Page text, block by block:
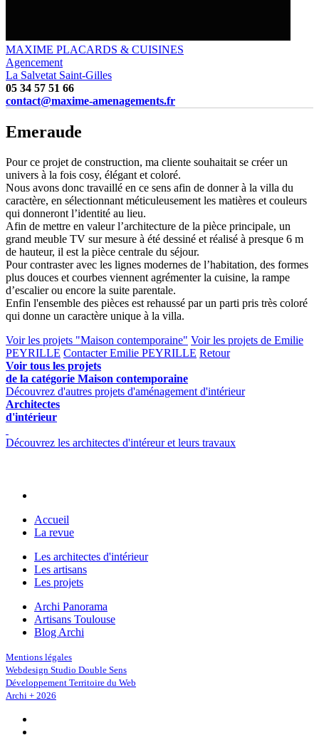
MAXIME PLACARDS & CUISINES
Agencement
La Salvetat Saint-Gilles
05 34 57 51 66
contact@maxime-amenagements.fr
Emeraude
Pour ce projet de construction, ma cliente souhaitait se créer un
univers à la fois cosy, élégant et coloré.
Nous avons donc travaillé en ce sens afin de donner à la villa du
caractère, en sélectionnant méticuleusement les matières et couleurs
qui donneront l’identité au lieu.
Afin de mettre en valeur l’architecture de la pièce principale, un
grand meuble TV sur mesure à été dessiné et réalisé à presque 6 m
de hauteur, il est la pièce centrale du séjour.
Pour contraster avec les lignes modernes de l’habitation, des formes
plus douces et courbes viennent agrémenter la cuisine, la rampe
d’escalier ou encore la suite parentale.
Enfin l'ensemble des pièces est rehaussé par un parti pris très coloré
qui donne un caractère unique à la villa.
Voir les projets "Maison contemporaine" Voir les projets de Emilie
PEYRILLE Contacter Emilie PEYRILLE Retour
Voir tous les projets
de la catégorie Maison contemporaine
Découvrez d'autres projets d'aménagement d'intérieur
Architectes
d'intérieur
Découvrez les architectes d'intéreur et leurs travaux
Accueil
La revue
Les architectes d'intérieur
Les artisans
Les projets
Archi Panorama
Artisans Toulouse
Blog Archi
Mentions légales
Webdesign Studio Double Sens
Développement Territoire du Web
Archi + 2026